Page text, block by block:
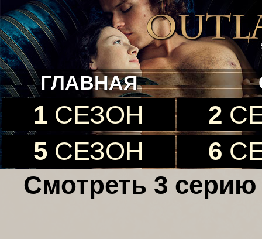
ГЛАВНАЯ
1 СЕЗОН 2
5 СЕЗОН 6
Смотреть 3 серию